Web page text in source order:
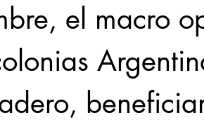
el macro